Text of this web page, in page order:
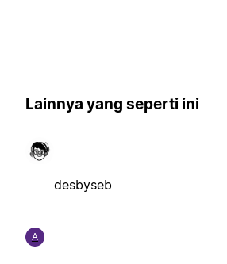
Lainnya yang seperti ini
desbyseb
A